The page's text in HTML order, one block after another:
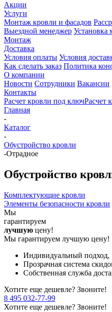
Акции
Услуги
Монтаж кровли и фасадов
Выездной менеджер Установка
Монтаж
Доставка
Условия оплаты Условия
Как сделать заказ Политика
О компании
Новости Сотрудники Вакансии
Контакты
Расчет кровли под ключРасчет
Главная
-
Каталог
-
Обустройство кровли
-Отрадное
Обустройство
Комплектующие кровли
Элементы безопасности кровли
Мы
гарантируем
лучшую цену!
Мы гарантируем лучшую цену!
Индивидуальный подход,
Прозрачная система
Собственная служба
Хотите еще дешевле? Звоните!
8 495 032-77-99
Хотите еще дешевле? Звоните!